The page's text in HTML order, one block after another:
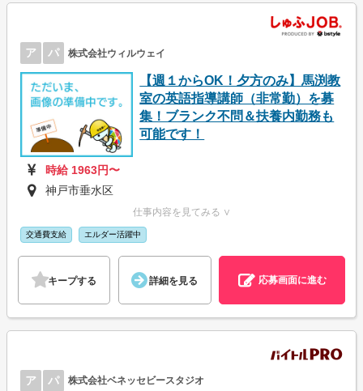
ア パ 株式会社ウィルウェイ
【週１からOK！夕方のみ】馬渕教
室の英語指導講師（非常勤）を募
集！ブランク不問＆扶養内勤務も
可能です！
時給 1963円〜
神戸市垂水区
仕事内容を見てみる ∨
交通費支給 エルダー活躍中
キープする 詳細を見る 応募画面に進む
ア パ 株式会社ベネッセビースタジオ